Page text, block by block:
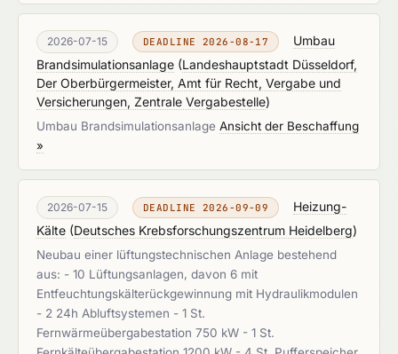
2026-07-15 DEADLINE 2026-08-17
Umbau
Brandsimulationsanlage (Landeshauptstadt Düsseldorf,
Der Oberbürgermeister, Amt für Recht, Vergabe und
Versicherungen, Zentrale Vergabestelle)
Umbau Brandsimulationsanlage Ansicht der Beschaffung
»
2026-07-15 DEADLINE 2026-09-09
Heizung-
Kälte (Deutsches Krebsforschungszentrum Heidelberg)
Neubau einer lüftungstechnischen Anlage bestehend
aus: - 10 Lüftungsanlagen, davon 6 mit
Entfeuchtungskälterückgewinnung mit Hydraulikmodulen
- 2 24h Abluftsystemen - 1 St.
Fernwärmeübergabestation 750 kW - 1 St.